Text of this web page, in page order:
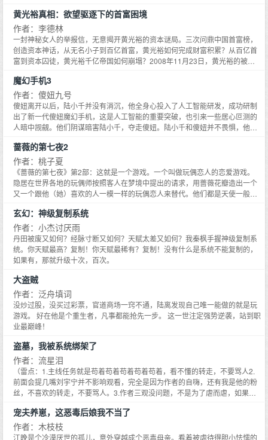
是啊,她同父异母的妹妹,天生魂骨,惊才绝艳。不像她,天赋不高,满肚子坏心肠。
尹昭自嘲的笑了笑,转身离开,从此再也没回过头。
军府二小姐叶歆恬。是肯定句，不是疑问句。
黄光裕真相：欲望驱逐下的首富困境
作者：李德林
一封神秘女人的举报信，无意揭开黄光裕的资本谜局。三次问鼎中国首富榜，
创造资本神话，从无名小子到百亿首富，黄光裕如何完成财富积累？从百亿首
富到资本囚徒，黄光裕千亿帝国如何崩塌？2008年11月23日，黄光裕的被
离。2004年畅销书《德隆内幕》作者再次出击，全程追查黄光裕二次被捕之
谜。家电业江湖经年恶斗，资本市场变幻诡谲，房地产市场起起落落，《黄光
裕真相》首次全面曝光黄光裕被捕真相，独家揭开首富千亿帝国打造与崩塌之
全过程。他在资本市场上的腾挪之术也将大白于天下。
魔幻手机3
作者：傻妞九号
傻妞离开以后，陆小千并没有消沉，他全身心投入了人工智能研发，成功研制
出了新一代傻妞魔幻手机，这是人工智能的重要突破，也引来一些居心叵测的
人暗中觊觎。他们阴谋暗害陆小千，夺走傻妞。陆小千和傻妞并不畏惧，他们
蔷薇的第七夜2
作者：桃子夏
《蔷薇的第七夜》第2部：这就是一个游戏。一个叫做玩偶恋人的恋爱游戏。
隐居在世界各地的玩偶师按照客人在梦境中提出的请求，用蔷薇花瓣造出一个
又一个跟他（她）喜欢的人一模一样的玩偶恋人来替代。他们都是天使一般绝
永远无法自己选择所爱的人，一生不能拥有恋爱的权利。
玄幻：神级复制系统
作者：小杰讨厌雨
丹田被废又如何？经脉寸断又如何？天赋太差又如何？我秦枫手握神级复制系
统。你天赋最高？复制！你天赋最稀有？复制！没有什么是系统不能复制的，
如果有，那就升级十次，百次。
大盗贼
作者：泛舟填词
没炒过股，没买过彩票，官道商场一窍不通，陆离发现自己唯一能做的就是玩
游戏。 好在他是个重生者，凡事都能抢先一步。 这一世注定强势逆袭，站到职
业最巅峰！
盗墓，我被系统绑架了
作者：流星泪
（雷点：1.主线任务就是苟着苟着苟着苟着苟着，看不懂的转走，不要骂人2.
前面会提几嘴刘宇宁并不影响观看，完全是因为作者的自嗨，还有我是他的粉
丝，不喜欢的转走，不要骂人。3.作者三观没问题，不是为了虐而虐，如果你
报.5，我写的内容并不是按电视剧或者原着剧情写的，不喜欢的转走，不要骂
人6内容情感真实，可能会影响你对嫩牛五方的滤镜，不
宠夫养崽，这恶毒后娘我不当了
作者：木枝枝
江晚是个冷漠厌世的孤儿，意外穿越成个恶毒母亲。看着被虐待得胆小怯懦的